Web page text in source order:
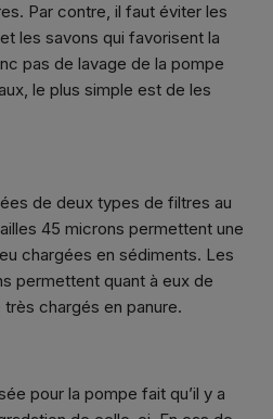
Par contre, il faut éviter les
les savons qui favorisent la
pas de lavage de la pompe
le plus simple est de les
de deux types de filtres au
45 microns permettent une
chargées en sédiments. Les
permettent quant à eux de
chargés en panure.
pour la pompe fait qu’il y a